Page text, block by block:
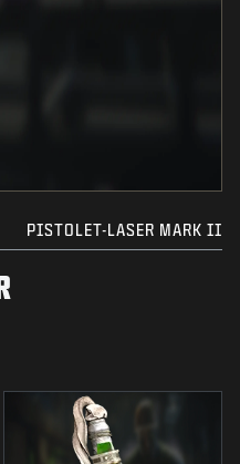
PISTOLET-LASER MARK II